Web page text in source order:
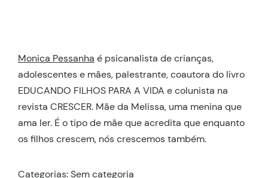
Monica Pessanha é psicanalista de crianças,
adolescentes e mães, palestrante, coautora do livro
EDUCANDO FILHOS PARA A VIDA e colunista na
revista CRESCER. Mãe da Melissa, uma menina que
ama ler. É o tipo de mãe que acredita que enquanto
os filhos crescem, nós crescemos também.
Categorias: Sem categoria